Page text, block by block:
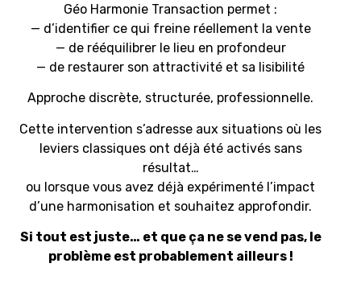
Géo Harmonie Transaction permet :
— d’identifier ce qui freine réellement la vente
— de rééquilibrer le lieu en profondeur
— de restaurer son attractivité et sa lisibilité
Approche discrète, structurée, professionnelle.
Cette intervention s’adresse aux situations où les
leviers classiques ont déjà été activés sans
résultat…
ou lorsque vous avez déjà expérimenté l’impact
d’une harmonisation et souhaitez approfondir.
Si tout est juste… et que ça ne se vend pas, le
problème est probablement ailleurs !